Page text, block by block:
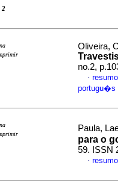
2
Oliveira,
no.2,
·
portugu�s
Paula,
para o
59. ISSN
·